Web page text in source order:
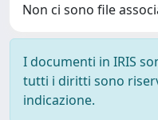
Non ci sono file
I documenti in IRIS
tutti i diritti sono
indicazione.